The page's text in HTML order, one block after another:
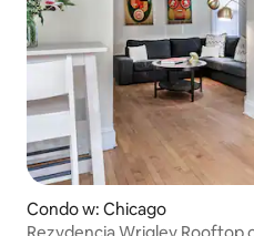
Condo w: Chicago